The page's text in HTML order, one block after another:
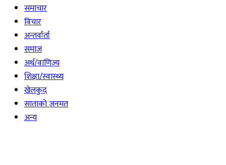
समाचार
विचार
अन्तर्वार्ता
समाज
अर्थ/वाणिज्य
शिक्षा/स्वास्थ्य
खेलकुद
साताकाे जनमत
अन्य